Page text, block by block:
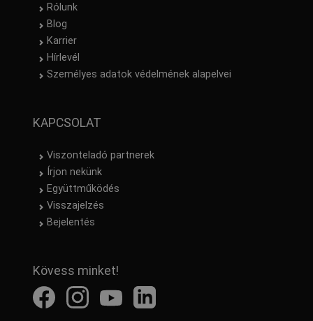
Rólunk
Blog
Karrier
Hírlevél
Személyes adatok védelmének alapelvei
KAPCSOLAT
Viszonteladó partnerek
Írjon nekünk
Együttműködés
Visszajelzés
Bejelentés
Kövess minket!